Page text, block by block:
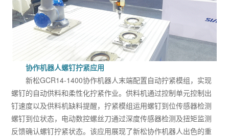
协作机器人螺钉拧紧应用
新松GCR14-1400协作机器人末端配置自动拧紧模组，实现
螺钉的自动供料和柔性化拧紧作业。供料机通过控制单元控制出
钉速度以及供料机缺料提醒，拧紧模组运用螺钉到位传感器检测
螺钉到位状态，电动数控螺丝刀通过深度传感器检测及扭矩监测
反馈确认螺钉拧紧状态。该应用展现了新松协作机器人出色的重